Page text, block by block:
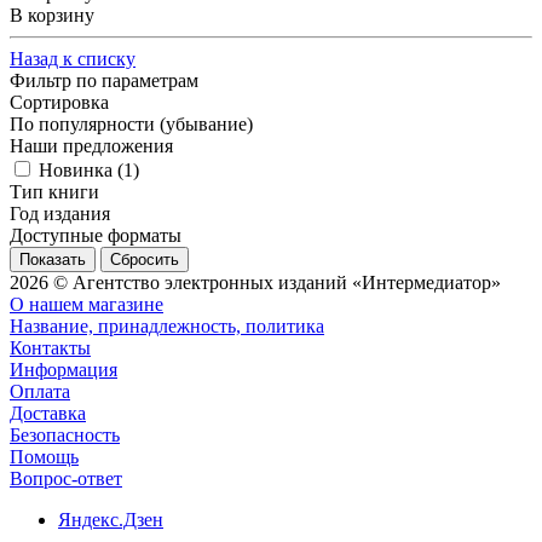
В корзину
Назад к списку
Фильтр по параметрам
Сортировка
По популярности (убывание)
Наши предложения
Новинка (1)
Тип книги
Год издания
Доступные форматы
Сбросить
2026 © Агентство электронных изданий «Интермедиатор»
О нашем магазине
Название, принадлежность, политика
Контакты
Информация
Оплата
Доставка
Безопасность
Помощь
Вопрос-ответ
Яндекс.Дзен